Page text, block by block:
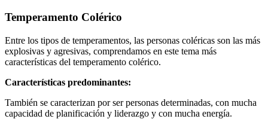
Temperamento Colérico
Entre los tipos de temperamentos, las personas coléricas son las más
explosivas y agresivas, comprendamos en este tema más
características del temperamento colérico.
Características predominantes:
También se caracterizan por ser personas determinadas, con mucha
capacidad de planificación y liderazgo y con mucha energía.